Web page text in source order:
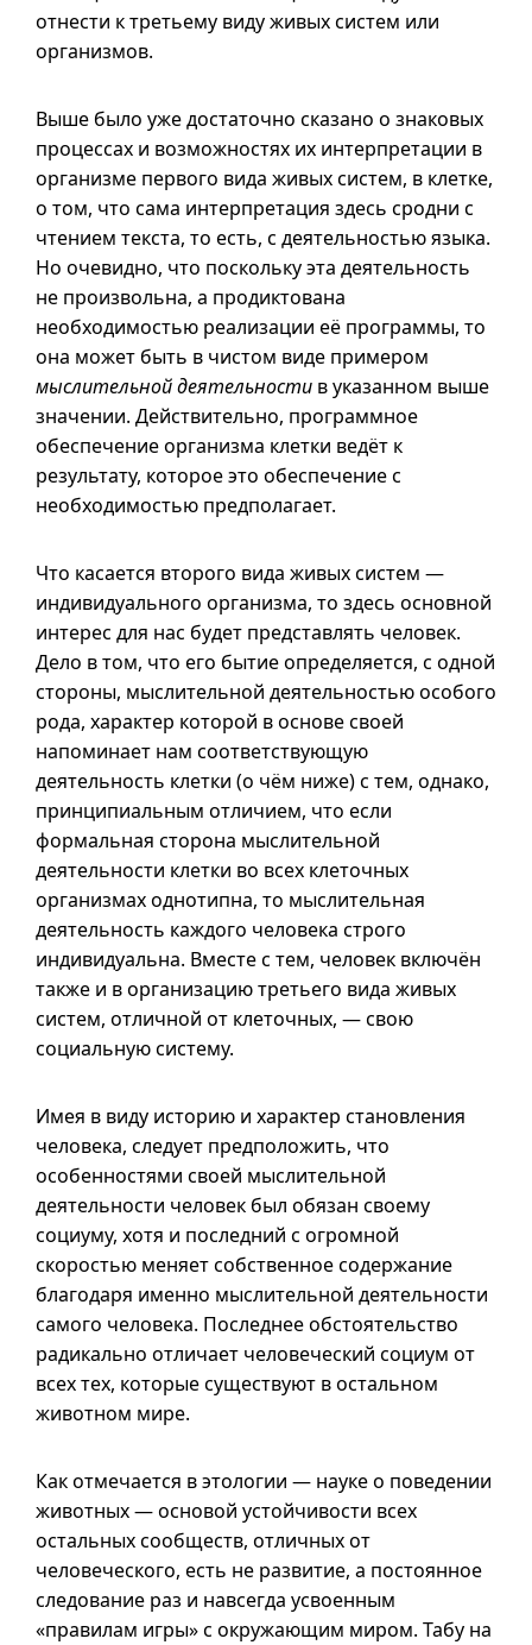
отнести к третьему виду живых систем или
организмов.
Выше было уже достаточно сказано о знаковых
процессах и возможностях их интерпретации в
организме первого вида живых систем, в клетке,
о том, что сама интерпретация здесь сродни с
чтением текста, то есть, с деятельностью языка.
Но очевидно, что поскольку эта деятельность
не произвольна, а продиктована
необходимостью реализации её программы, то
она может быть в чистом виде примером
мыслительной деятельности в указанном выше
значении. Действительно, программное
обеспечение организма клетки ведёт к
результату, которое это обеспечение с
необходимостью предполагает.
Что касается второго вида живых систем —
индивидуального организма, то здесь основной
интерес для нас будет представлять человек.
Дело в том, что его бытие определяется, с одной
стороны, мыслительной деятельностью особого
рода, характер которой в основе своей
напоминает нам соответствующую
деятельность клетки (о чём ниже) с тем, однако,
принципиальным отличием, что если
формальная сторона мыслительной
деятельности клетки во всех клеточных
организмах однотипна, то мыслительная
деятельность каждого человека строго
индивидуальна. Вместе с тем, человек включён
также и ворганизацию третьего вида живых
систем, отличной от клеточных, — свою
социальную систему.
Имея в виду историю и характер становления
человека, следует предположить, что
особенностями своей мыслительной
деятельности человек был обязан своему
социуму, хотя и последний с огромной
скоростью меняет собственное содержание
благодаря именно мыслительной деятельности
самого человека. Последнее обстоятельство
радикально отличает человеческий социум от
всех тех, которые существуют в остальном
животном мире.
Как отмечается в этологии — науке о поведении
животных — основой устойчивости всех
остальных сообществ, отличных от
человеческого, есть не развитие, а постоянное
следование раз и навсегда усвоенным
«правилам игры» с окружающим миром. Табу на